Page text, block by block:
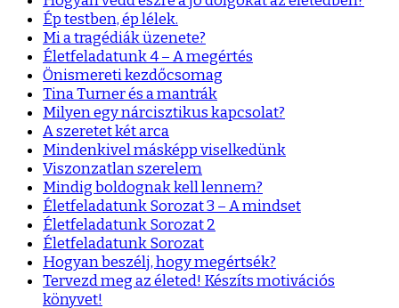
Ép testben, ép lélek.
Mi a tragédiák üzenete?
Életfeladatunk 4 – A megértés
Önismereti kezdőcsomag
Tina Turner és a mantrák
Milyen egy nárcisztikus kapcsolat?
A szeretet két arca
Mindenkivel másképp viselkedünk
Viszonzatlan szerelem
Mindig boldognak kell lennem?
Életfeladatunk Sorozat 3 – A mindset
Életfeladatunk Sorozat 2
Életfeladatunk Sorozat
Hogyan beszélj, hogy megértsék?
Tervezd meg az életed! Készíts motivációs
könyvet!